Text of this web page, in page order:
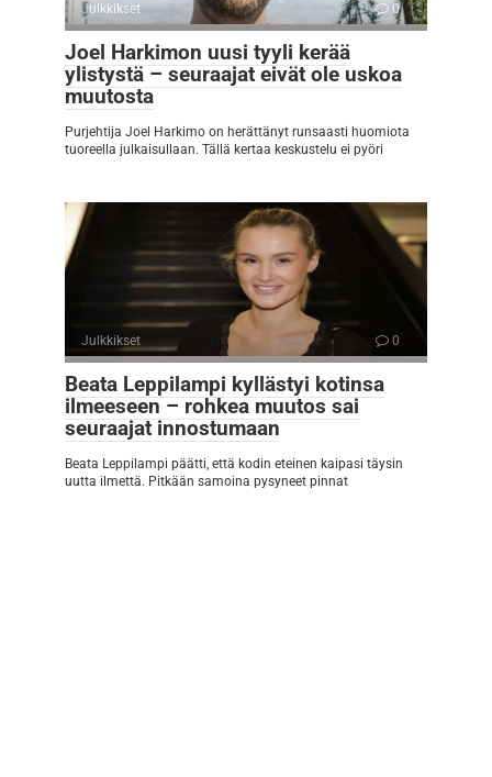
Julkkikset 0
Joel Harkimon uusi tyyli kerää
ylistystä – seuraajat eivät ole uskoa
muutosta
Purjehtija Joel Harkimo on herättänyt runsaasti huomiota
tuoreella julkaisullaan. Tällä kertaa keskustelu ei pyöri
Julkkikset 0
Beata Leppilampi kyllästyi kotinsa
ilmeeseen – rohkea muutos sai
seuraajat innostumaan
Beata Leppilampi päätti, että kodin eteinen kaipasi täysin
uutta ilmettä. Pitkään samoina pysyneet pinnat